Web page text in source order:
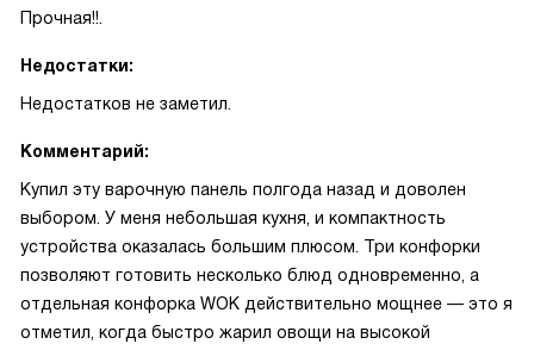
Прочная!!.
Недостатки:
Недостатков не заметил.
Комментарий:
Купил эту варочную панель полгода назад и доволен
выбором. У меня небольшая кухня, и компактность
устройства оказалась большим плюсом. Три конфорки
позволяют готовить несколько блюд одновременно, а
отдельная конфорка WOK действительно мощнее — это я
отметил, когда быстро жарил овощи на высокой